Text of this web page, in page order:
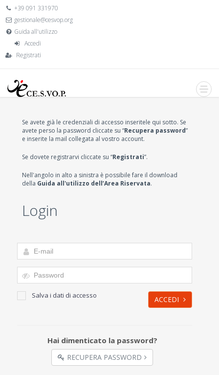
+39 091 331970
gestionale@cesvop.org
Guida all'utilizzo
Accedi
Registrati
Se avete già le credenziali di accesso inseritele qui sotto. Se
avete perso la password cliccate su “Recupera password”
e inserite la mail collegata al vostro account.
Se dovete registrarvi cliccate su “Registrati”.
Nell'angolo in alto a sinistra è possibile fare il download
della Guida all'utilizzo dell’Area Riservata.
Login
Salva i dati di accesso ACCEDI
Hai dimenticato la password?
RECUPERA PASSWORD